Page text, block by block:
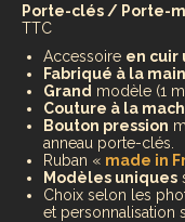
Porte-clés / Porte-
TTC
Accessoire en cuir
Fabriqué à la main
Grand modèle (1
Couture à la
Bouton pression
anneau porte-clés.
Ruban « made in
Modèles uniques
Choix selon les
et personnalisation